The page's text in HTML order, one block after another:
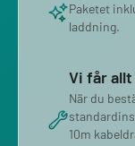
Paketet
laddning.
Vi får
När du
10m